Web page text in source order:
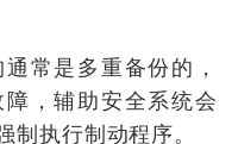
常是多重备份的，
，辅助安全系统会
执行制动程序。